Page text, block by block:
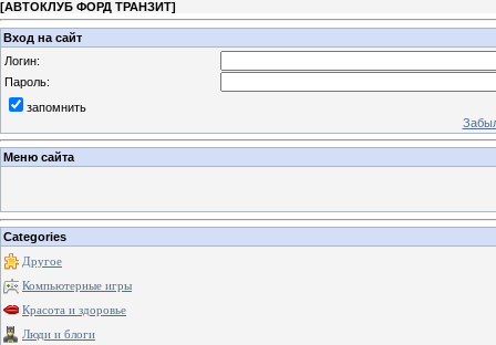
[АВТОКЛУБ ФОРД ТРАНЗИТ]
Вход на сайт
Логин:
Пароль:
запомнить
Меню сайта
Categories
Другое
Компьютерные игры
Красота и здоровье
Люди и блоги